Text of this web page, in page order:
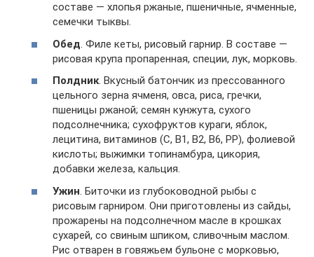
составе — хлопья ржаные, пшеничные, ячменные,
семечки тыквы.
Обед. Филе кеты, рисовый гарнир. В составе —
рисовая крупа пропаренная, специи, лук, морковь.
Полдник. Вкусный батончик из прессованного
цельного зерна ячменя, овса, риса, гречки,
пшеницы ржаной; семян кунжута, сухого
подсолнечника; сухофруктов кураги, яблок,
лецитина, витаминов (С, В1, В2, В6, РР), фолиевой
кислоты; выжимки топинамбура, цикория,
добавки железа, кальция.
Ужин. Биточки из глубоководной рыбы с
рисовым гарниром. Они приготовлены из сайды,
прожарены на подсолнечном масле в крошках
сухарей, со свиным шпиком, сливочным маслом.
Рис отварен в говяжьем бульоне с морковью,